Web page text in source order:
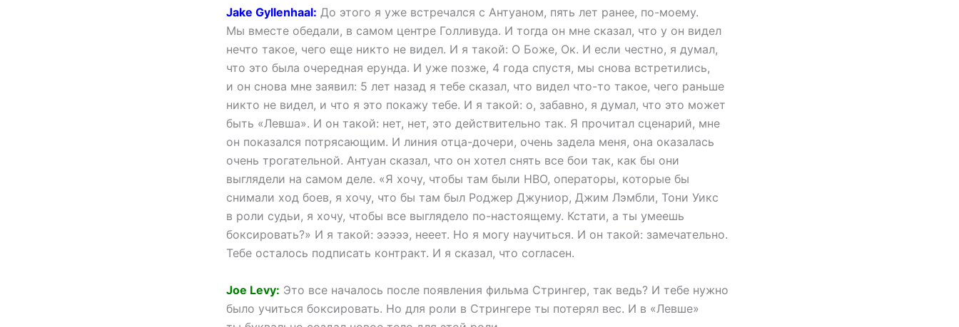
Jake Gyllenhaal: До этого я уже встречался с Антуаном, пять лет ранее, по-моему.
Мы вместе обедали, в самом центре Голливуда. И тогда он мне сказал, что у он видел
нечто такое, чего еще никто не видел. И я такой: О Боже, Ок. И если честно, я думал,
что это была очередная ерунда. И уже позже, 4 года спустя, мы снова встретились,
и он снова мне заявил: 5 лет назад я тебе сказал, что видел что-то такое, чего раньше
никто не видел, и что я это покажу тебе. И я такой: о, забавно, я думал, что это может
быть «Левша». И он такой: нет, нет, это действительно так. Я прочитал сценарий, мне
он показался потрясающим. И линия отца-дочери, очень задела меня, она оказалась
очень трогательной. Антуан сказал, что он хотел снять все бои так, как бы они
выглядели на самом деле. «Я хочу, чтобы там были HBO, операторы, которые бы
снимали ход боев, я хочу, что бы там был Роджер Джуниор, Джим Лэмбли, Тони Уикс
в роли судьи, я хочу, чтобы все выглядело по-настоящему. Кстати, а ты умеешь
боксировать?» И я такой: эээээ, нееет. Но я могу научиться. И он такой: замечательно.
Тебе осталось подписать контракт. И я сказал, что согласен.
Joe Levy: Это все началось после появления фильма Стрингер, так ведь? И тебе нужно
было учиться боксировать. Но для роли в Стрингере ты потерял вес. И в «Левше»